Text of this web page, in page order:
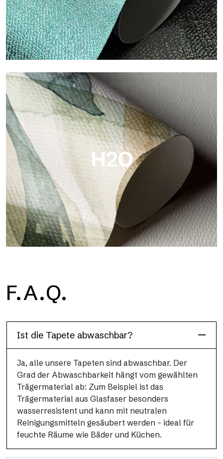
Metal
Metal ist die metallische Tapete von Tecnografica, mit
einzigartigen metallischen Reflexen, die Gold-, Silber-, Kupfer-
und satte Farben hervorheben.
H2O
H2O ist die wasserdichte Glasfaser-Badezimmertapete, ideal
für Duschkabinen und feuchte Umgebungen, mit hoher
F.A.Q.
Ist die Tapete abwaschbar?
Ja, alle unsere Tapeten sind abwaschbar. Der
Grad der Abwaschbarkeit hängt vom gewählten
Trägermaterial ab: Zum Beispiel ist das
Trägermaterial aus Glasfaser besonders
wasserresistent und kann mit neutralen
Reinigungsmitteln gesäubert werden – ideal für
feuchte Räume wie Bäder und Küchen.